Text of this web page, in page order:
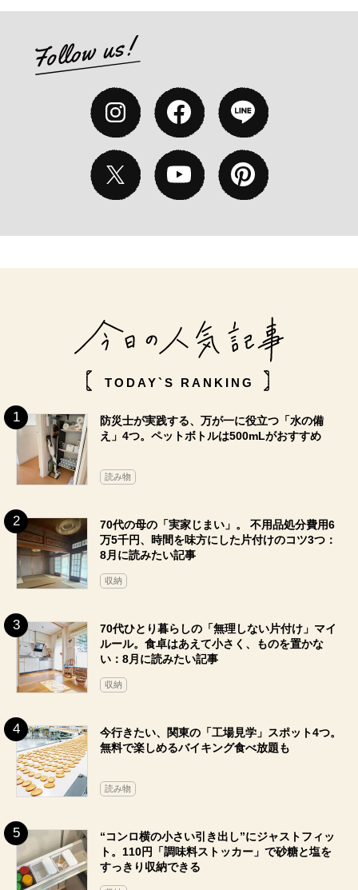
TODAY`S RANKING
防災士が実践する、万が一に役立つ「水の備
え」4つ。ペットボトルは500mLがおすすめ
読み物
70代の母の「実家じまい」。 不用品処分費用6
万5千円、時間を味方にした片付けのコツ3つ：
8月に読みたい記事
収納
70代ひとり暮らしの「無理しない片付け」マイ
ルール。食卓はあえて小さく、ものを置かな
い：8月に読みたい記事
収納
今行きたい、関東の「工場見学」スポット4つ。
無料で楽しめるバイキング食べ放題も
読み物
“コンロ横の小さい引き出し”にジャストフィッ
ト。110円「調味料ストッカー」で砂糖と塩を
すっきり収納できる